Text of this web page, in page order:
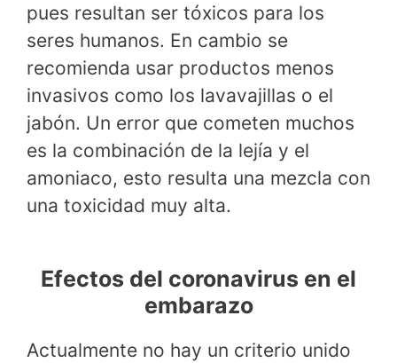
pues resultan ser tóxicos para los
seres humanos. En cambio se
recomienda usar productos menos
invasivos como los lavavajillas o el
jabón. Un error que cometen muchos
es la combinación de la lejía y el
amoniaco, esto resulta una mezcla con
una toxicidad muy alta.
Efectos del coronavirus en el
embarazo
Actualmente no hay un criterio unido